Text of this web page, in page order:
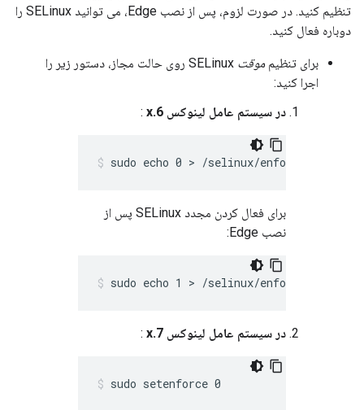
تنظیم کنید. در صورت لزوم، پس از نصب Edge، می توانید SELinux را
دوباره فعال کنید.
برای تنظیم موقت
SELinux روی حالت مجاز، دستور زیر را
اجرا کنید:
در سیستم عامل لینوکس 6.x
:
sudo echo 0 > /selinux/enforce
برای فعال کردن مجدد SELinux پس از
نصب Edge:
sudo echo 1 > /selinux/enforce
در سیستم عامل لینوکس 7.x :
sudo setenforce 0